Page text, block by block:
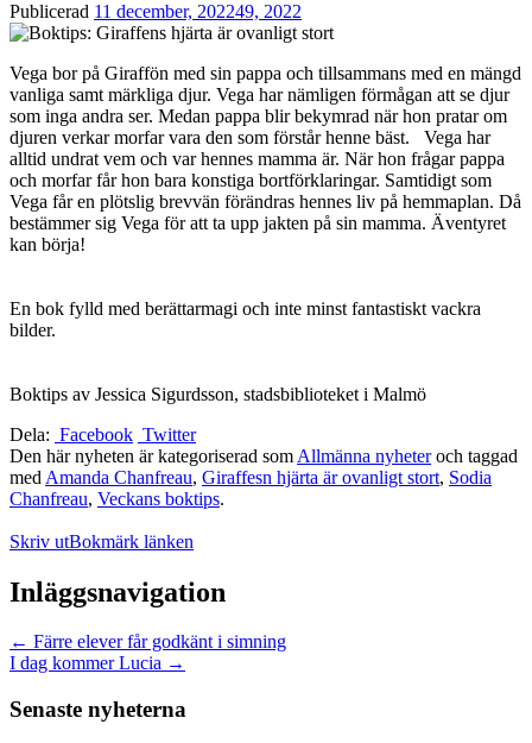
Publicerad 11 december, 202249, 2022
Vega bor på Giraffön med sin pappa och tillsammans med en mängd
vanliga samt märkliga djur. Vega har nämligen förmågan att se djur
som inga andra ser. Medan pappa blir bekymrad när hon pratar om
djuren verkar morfar vara den som förstår henne bäst. Vega har
alltid undrat vem och var hennes mamma är. När hon frågar pappa
och morfar får hon bara konstiga bortförklaringar. Samtidigt som
Vega får en plötslig brevvän förändras hennes liv på hemmaplan. Då
bestämmer sig Vega för att ta upp jakten på sin mamma. Äventyret
kan börja!
En bok fylld med berättarmagi och inte minst fantastiskt vackra
bilder.
Boktips av Jessica Sigurdsson, stadsbiblioteket i Malmö
Dela: Facebook Twitter
Den här nyheten är kategoriserad som Allmänna nyheteroch taggad
med Amanda Chanfreau, Giraffesn hjärta är ovanligt stort, Sodia
Chanfreau, Veckans boktips.
Skriv utBokmärk länken
Inläggsnavigation
← Färre elever får godkänt i simning
I dag kommer Lucia →
Senaste nyheterna